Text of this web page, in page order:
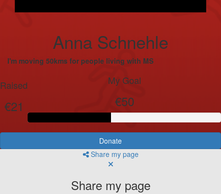
Anna Schnehle
I'm moving 50kms for people living with MS
Raised
€21
My Goal
€50
Donate
Share my page
Share my page